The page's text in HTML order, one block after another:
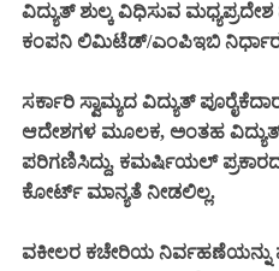
ವಿದ್ಯುತ್ ಶುಲ್ಕ ವಿಧಿಸುವ ಮಧ್ಯಪ್ರದೇಶ
ಕಂಪನಿ ಲಿಮಿಟೆಡ್/ಎಂಪಿಇಬಿ
ಸರ್ಕಾರಿ ಸ್ವಾಮ್ಯದ ವಿದ್ಯುತ್
ಆದೇಶಗಳ ಮೂಲಕ, ಅಂತಹ
ಪರಿಗಣಿಸಿದ್ದು, ಕಮರ್ಷಿಯಲ್ ಪ್ರಕಾರದ
ಕೋರ್ಟ್ ಮಾನ್ಯತೆ ನೀಡಲಿಲ್ಲ.
ವಕೀಲರ ಕಚೇರಿಯ ನಿರ್ವಹಣೆಯನ್ನು